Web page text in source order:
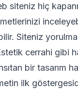
siteniz hiç
Siteniz
cerrahi gibi
bir tasarım
ilk